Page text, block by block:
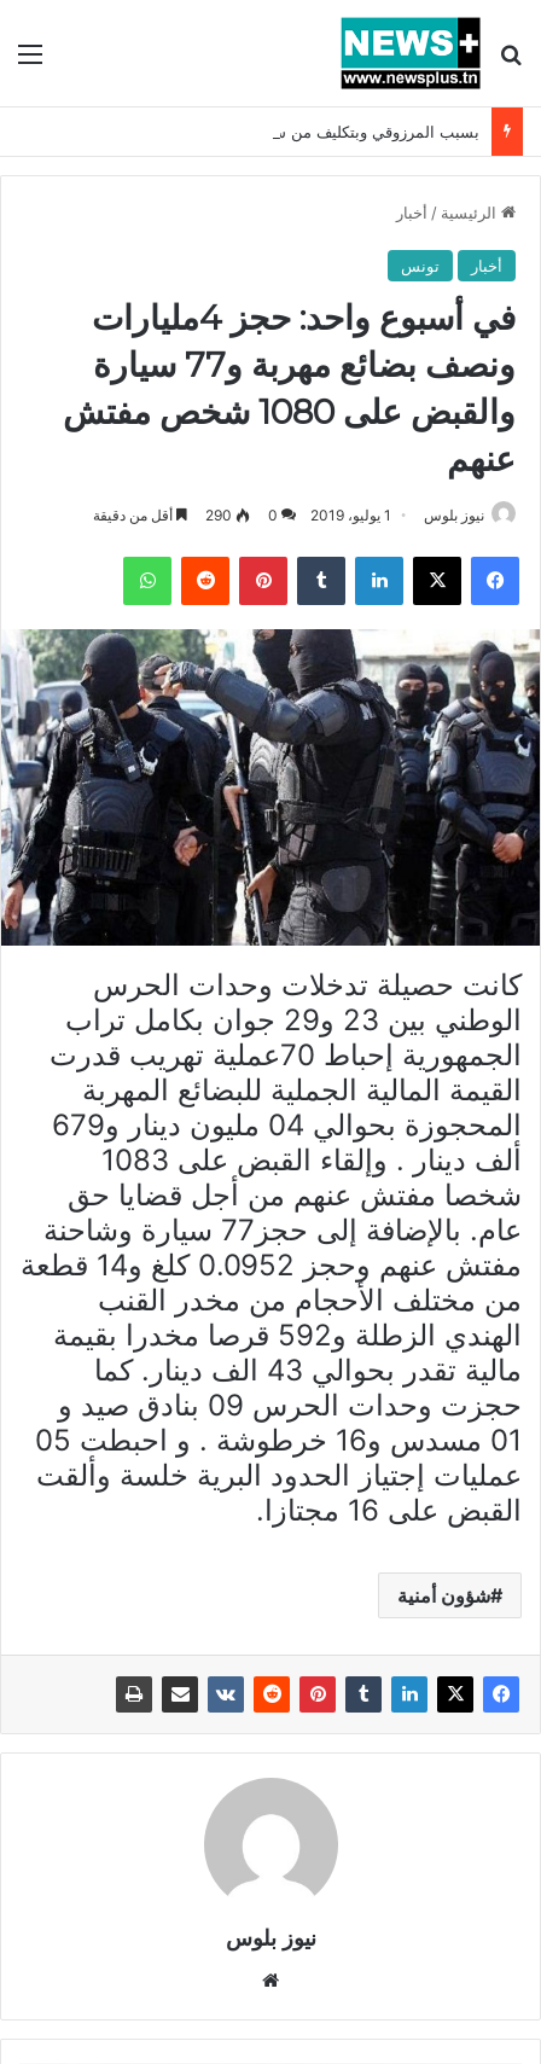
بحث عن
الرئيسية / أخبار
أخبار تونس
في أسبوع واحد: حجز 4مليارات
ونصف بضائع مهربة و77 سيارة
والقبض على 1080 شخص مفتش
عنهم
نيوز بلوس 1 يوليو، 2019 0
290 أقل من دقيقة
فيسبوك X لينكدإن بينتيريست واتساب
كانت حصيلة تدخلات وحدات الحرس
الوطني بين 23 و29 جوان بكامل تراب
الجمهورية إحباط 70عملية تهريب قدرت
القيمة المالية الجملية للبضائع المهربة
المحجوزة بحوالي 04 مليون دينار و679
ألف دينار . وإلقاء القبض على 1083
شخصا مفتش عنهم من أجل قضايا حق
عام. بالإضافة إلى حجز77 سيارة وشاحنة
مفتش عنهم وحجز 0.0952 كلغ و14 قطعة
من مختلف الأحجام من مخدر القنب
الهندي الزطلة و592 قرصا مخدرا بقيمة
مالية تقدر بحوالي 43 الف دينار. كما
حجزت وحدات الحرس 09 بنادق صيد و
01 مسدس و16 خرطوشة . و احبطت 05
عمليات إجتياز الحدود البرية خلسة وألقت
القبض على 16 مجتازا.
شؤون أمنية
نيوز بلوس